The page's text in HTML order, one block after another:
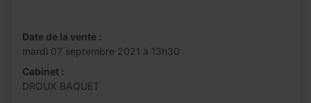
Date de la vente :
mardi 07 septembre 2021 à 13h30
Cabinet :
DROUX BAQUET